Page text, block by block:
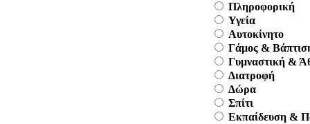
Πληροφορική
Υγεία
Aυτοκίνητο
Γάμος &
Γυμναστική &
Διατροφή
Δώρα
Σπίτι
Εκπαίδευση &